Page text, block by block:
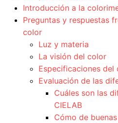
Introducción a la
Preguntas y respuestas
color
Luz y materia
La visión del color
Especificaciones del
Evaluación de las
Cuáles son las
CIELAB
Cómo de